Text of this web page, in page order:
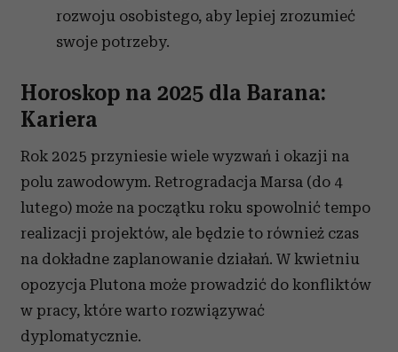
rozwoju osobistego, aby lepiej zrozumieć
swoje potrzeby.
Horoskop na 2025 dla Barana:
Kariera
Rok 2025 przyniesie wiele wyzwań i okazji na
polu zawodowym. Retrogradacja Marsa (do 4
lutego) może na początku roku spowolnić tempo
realizacji projektów, ale będzie to również czas
na dokładne zaplanowanie działań. W kwietniu
opozycja Plutona może prowadzić do konfliktów
w pracy, które warto rozwiązywać
dyplomatycznie.